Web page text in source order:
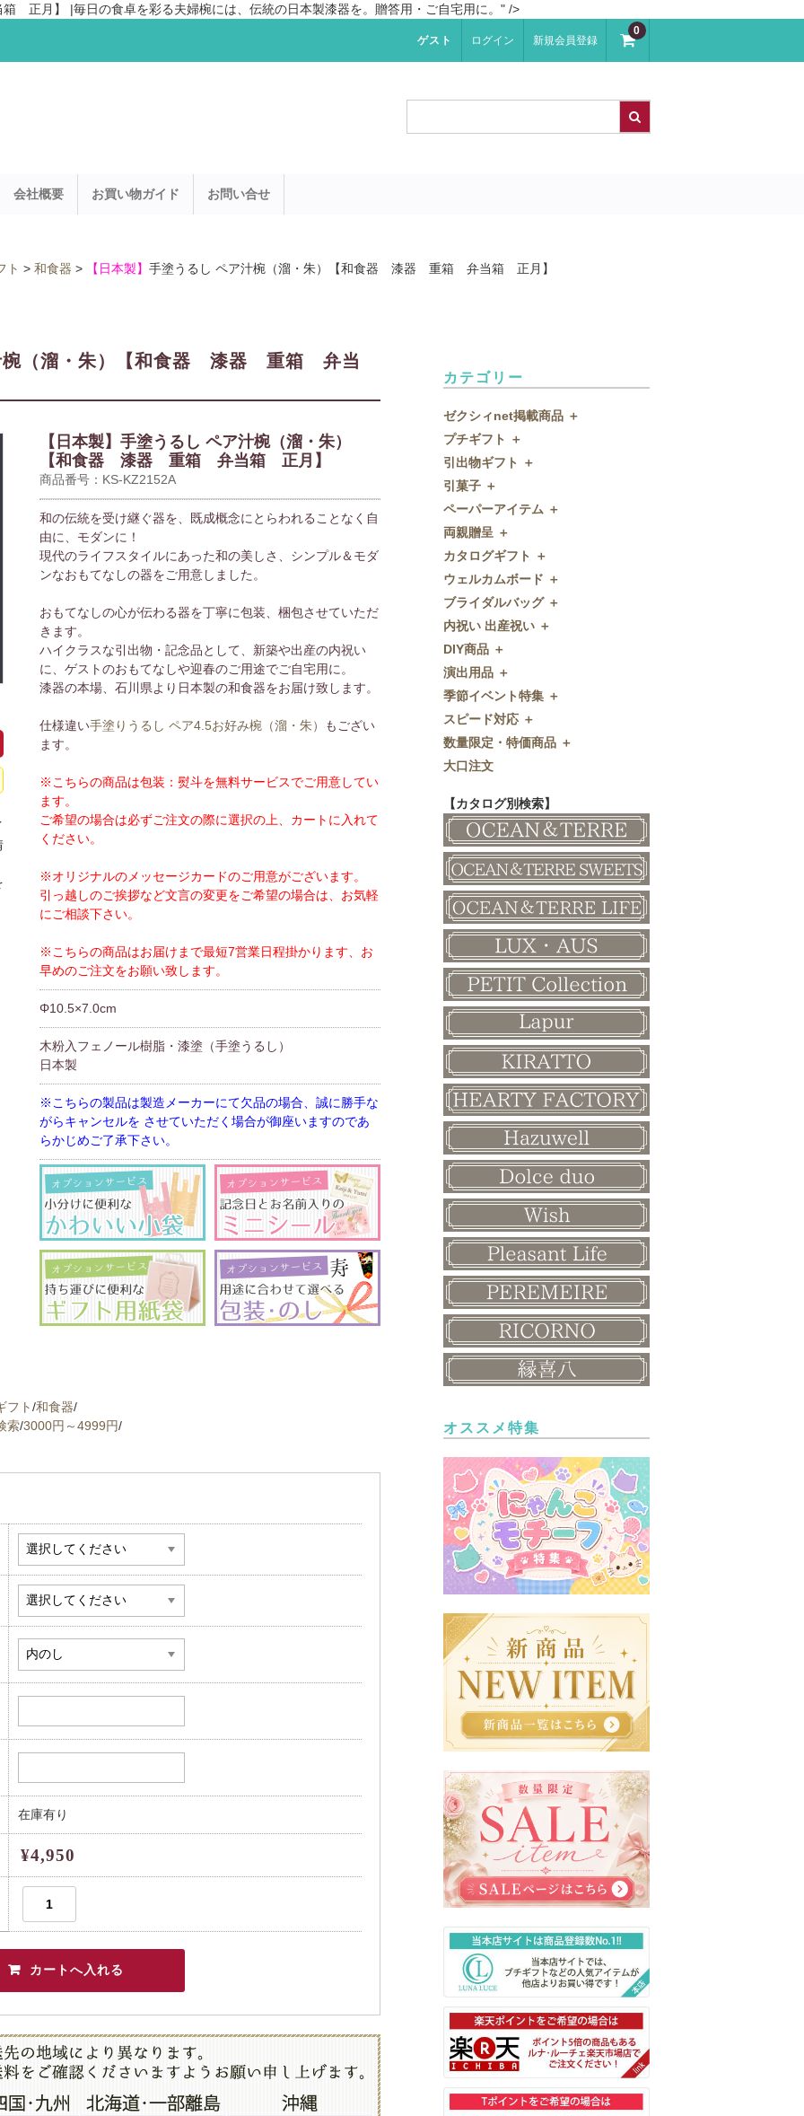
月】 |毎日の食卓を彩る夫婦椀には、伝統の日本製漆器を。贈答用・ご自宅用に。" />
ゲスト ログイン 新規会員登録
0
会社概要 お買い物ガイド お問い合せ
ト > 和食器 > 【日本製】 手塗うるし ペア汁椀（溜・朱）【和食器 漆器 重箱 弁当箱 正月】
椀（溜・朱）【和食器 漆器 重箱 弁当
【日本製】手塗うるし ペア汁椀（溜・朱）
【和食器 漆器 重箱 弁当箱 正月】
商品番号：KS-KZ2152A
和の伝統を受け継ぐ器を、既成概念にとらわれることなく自
由に、モダンに！
現代のライフスタイルにあった和の美しさ、シンプル＆モダ
ンなおもてなしの器をご用意しました。
おもてなしの心が伝わる器を丁寧に包装、梱包させていただ
きます。
ハイクラスな引出物・記念品として、新築や出産の内祝い
に、ゲストのおもてなしや迎春のご用途でご自宅用に。
漆器の本場、石川県より日本製の和食器をお届け致します。
仕様違い手塗りうるし ペア4.5お好み椀（溜・朱）
もござい
ます。
※こちらの商品は包装：熨斗を無料サービスでご用意してい
ます。
ご希望の場合は必ずご注文の際に選択の上、カートに入れて
ください。
※オリジナルのメッセージカードのご用意がございます。
引っ越しのご挨拶など文言の変更をご希望の場合は、お気軽
にご相談下さい。
※こちらの商品はお届けまで最短7営業日程掛かります、お
早めのご注文をお願い致します。
Φ10.5×7.0cm
木粉入フェノール樹脂・漆塗（手塗うるし）
日本製
※こちらの製品は製造メーカーにて欠品の場合、誠に勝手な
がらキャンセルを させていただく場合が御座いますのであ
らかじめご了承下さい。
フト/和食器/
索/3000円～4999円/
在庫有り
¥4,950
カテゴリー
ゼクシィnet掲載商品 ＋
ゼクシィnet掲載商品
プチギフト ＋
プチギフト
ウェルカムプチギフト
アメニティ
キャンディー・金平糖
クッキー
スプーン
チョコレート
ディズニー
ドラジェ
プチタオル
席札立て
耳かき＆ぺん
紅茶＆コーヒー
和風プチギフト
その他
引出物ギフト ＋
引出物ギフト
グラス
タオル・石鹸・名披露目
ディズニーギフト
今治タオル
引出物セット
和食器
名入れ贈呈品
特選ギフト
珈琲・紅茶
鰹節・フード
引菓子 ＋
引菓子
バウムクーヘン
洋菓子
和菓子
FLAVOR
ペーパーアイテム ＋
ペーパーアイテム
招待状
席次表
席札
付箋・メッセージカード
印刷代行
ディズニーシリーズ
両親贈呈 ＋
両親贈呈
ディズニーウェイトドール
ウェイトベア
子育て卒業証書
クロックギフト
カタログギフト ＋
カタログギフト
OCEAN&TERRE GOURMET
SHIKISAI ONE
Grace
ウェルカムボード ＋
ウェルカムボード
カラーステンドグラス調
ガラス
フラワータイプ
ペンダントクロック
ミラー
メッセージパズル
似顔絵
和風ボード
ブライダルバッグ ＋
ブライダルバッグ
内祝い 出産祝い ＋
内祝い 出産祝い
DIY商品 ＋
DIY商品
演出用品 ＋
演出用品
リングピロー
ブーケプルズ
結婚証明書
その他
季節イベント特集 ＋
季節イベント特集
サクラ
クローバー
クリスマス
バレンタイン
ホワイトデー
母の日
父の日
敬老の日
スピード対応 ＋
スピード対応
即日お急ぎ発送
数量限定・特価商品 ＋
数量限定・特価商品
大口注文
【カタログ別検索】
オススメ特集